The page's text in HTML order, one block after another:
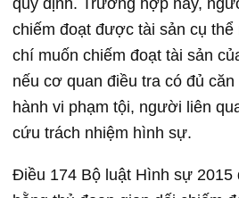
chiếm đoạt được tài sản cụ
chí muốn chiếm đoạt tài sản
nếu cơ quan điều tra có đủ
hành vi phạm tội, người liên
cứu trách nhiệm hình sự.
Điều 174 Bộ luật Hình sự